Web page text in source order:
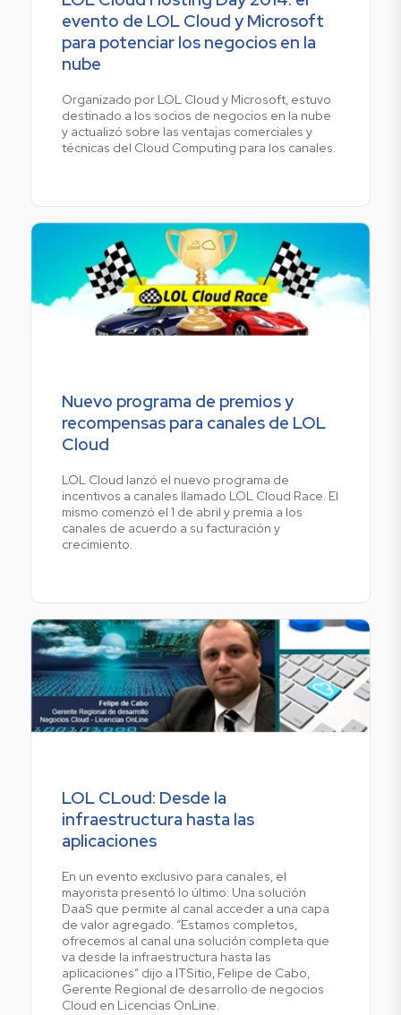
evento de LOL Cloud y Microsoft
para potenciar los negocios en la
nube
Organizado por LOL Cloud y Microsoft, estuvo
destinado a los socios de negocios en la nube
y actualizó sobre las ventajas comerciales y
técnicas del Cloud Computing para los canales.
Nuevo programa de premios y
recompensas para canales de LOL
Cloud
LOL Cloud lanzó el nuevo programa de
incentivos a canales llamado LOL Cloud Race. El
mismo comenzó el 1 de abril y premia a los
canales de acuerdo a su facturación y
crecimiento.
LOL CLoud: Desde la
infraestructura hasta las
aplicaciones
En un evento exclusivo para canales, el
mayorista presentó lo último: Una solución
DaaS que permite al canal acceder a una capa
de valor agregado. “Estamos completos,
ofrecemos al canal una solución completa que
va desde la infraestructura hasta las
aplicaciones” dijo a ITSitio, Felipe de Cabo,
Gerente Regional de desarrollo de negocios
Cloud en Licencias OnLine.